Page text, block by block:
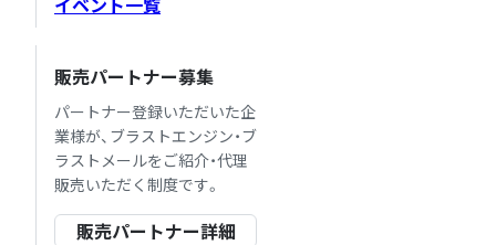
販売パートナー募集
パートナー登録いただいた企
業様が、ブラストエンジン・ブ
ラストメールをご紹介・代理
販売いただく制度です。
販売パートナー詳細